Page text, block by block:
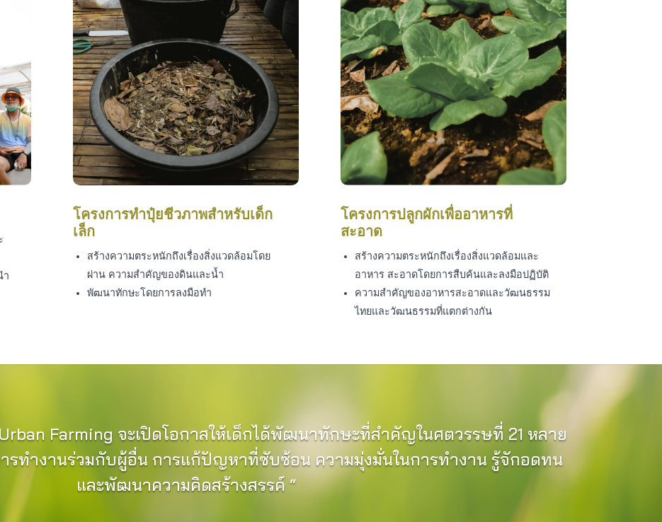
ำ
โครงการทำปุ๋ยชีวภาพสำหรับเด็ก
เล็ก
สร้างความตระหนักถึงเรื่องสิ่งแวดล้อมโดย
ผ่าน ความสำคัญของดินและน้ำ
พัฒนาทักษะโดยการลงมือทำ
โครงการปลูกผักเพื่ออาหารที่
สะอาด
สร้างความตระหนักถึงเรื่องสิ่งแวดล้อมและ
อาหาร สะอาดโดยการสืบค้นและลงมือปฏิบัติ
ความสำคัญของอาหารสะอาดและวัฒนธรรม
ไทยและวัฒนธรรมที่แตกต่างกัน
Farming จะเปิดโอกาสให้เด็กได้พัฒนาทักษะที่สำคัญในศตวรรษที่ 21 หลาย
ารทำงานร่วมกับผู้อื่น การแก้ปัญหาที่ซับซ้อน ความมุ่งมั่นในการทำงาน รู้จักอดทน
และพัฒนาความคิดสร้างสรรค์ “